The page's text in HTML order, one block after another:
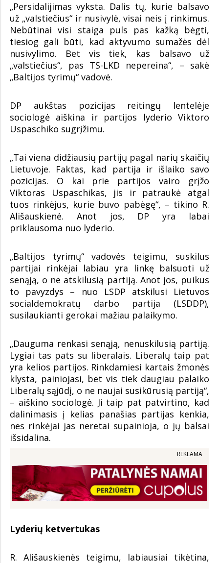
„Persidalijimas vyksta. Dalis tų, kurie balsavo
už „valstiečius“ ir nusivylė, visai neis į rinkimus.
Nebūtinai visi staiga puls pas kažką bėgti,
tiesiog gali būti, kad aktyvumo sumažės dėl
nusivylimo. Bet vis tiek, kas balsavo už
„valstiečius“, pas TS-LKD nepereina“, – sakė
„Baltijos tyrimų“ vadovė.
DP aukštas pozicijas reitingų lentelėje
sociologė aiškina ir partijos lyderio Viktoro
Uspaschiko sugrįžimu.
„Tai viena didžiausių partijų pagal narių skaičių
Lietuvoje. Faktas, kad partija ir išlaiko savo
pozicijas. O kai prie partijos vairo grįžo
Viktoras Uspaschikas, jis ir patraukė atgal
tuos rinkėjus, kurie buvo pabėgę“, – tikino R.
Ališauskienė. Anot jos, DP yra labai
priklausoma nuo lyderio.
„Baltijos tyrimų“ vadovės teigimu, suskilus
partijai rinkėjai labiau yra linkę balsuoti už
senąją, o ne atskilusią partiją. Anot jos, puikus
to pavyzdys – nuo LSDP atskilusi Lietuvos
socialdemokratų darbo partija (LSDDP),
susilaukianti gerokai mažiau palaikymo.
„Dauguma renkasi senąją, nenuskilusią partiją.
Lygiai tas pats su liberalais. Liberalų taip pat
yra kelios partijos. Rinkdamiesi kartais žmonės
klysta, painiojasi, bet vis tiek daugiau palaiko
Liberalų sąjūdį, o ne naujai susikūrusią partiją“,
– aiškino sociologė. Ji taip pat patvirtino, kad
dalinimasis į kelias panašias partijas kenkia,
nes rinkėjai jas neretai supainioja, o jų balsai
išsidalina.
REKLAMA
Lyderių ketvertukas
R. Ališauskienės teigimu, labiausiai tikėtina,